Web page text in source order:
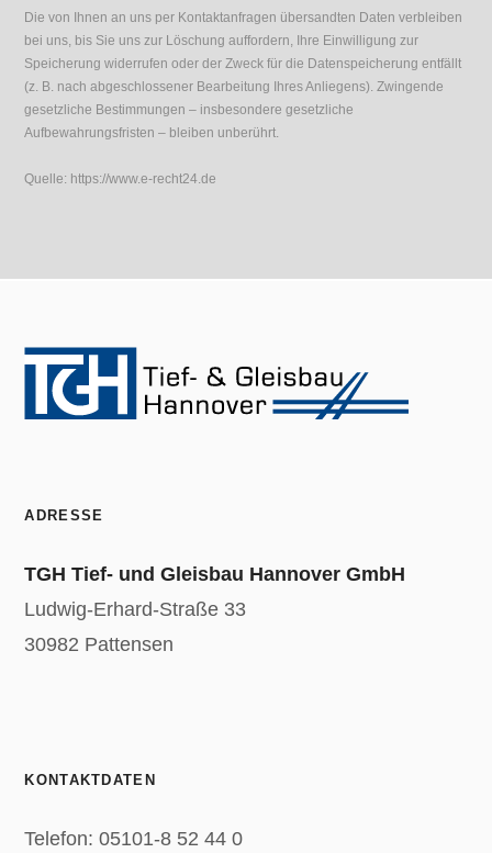
Die von Ihnen an uns per Kontaktanfragen übersandten Daten verbleiben
bei uns, bis Sie uns zur Löschung auffordern, Ihre Einwilligung zur
Speicherung widerrufen oder der Zweck für die Datenspeicherung entfällt
(z. B. nach abgeschlossener Bearbeitung Ihres Anliegens). Zwingende
gesetzliche Bestimmungen – insbesondere gesetzliche
Aufbewahrungsfristen – bleiben unberührt.
Quelle: https://www.e-recht24.de
ADRESSE
TGH Tief- und Gleisbau Hannover GmbH
Ludwig-Erhard-Straße 33
30982 Pattensen
KONTAKTDATEN
Telefon: 05101-8 52 44 0